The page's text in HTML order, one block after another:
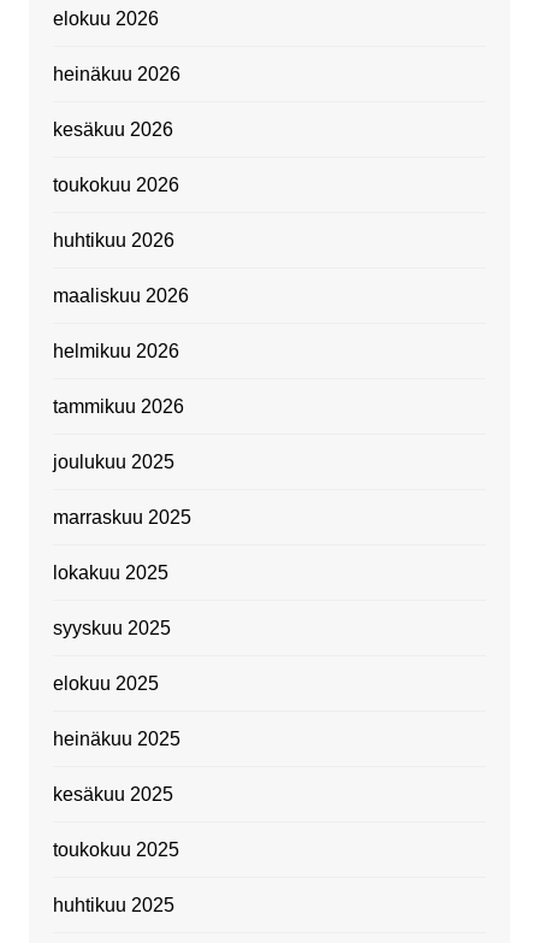
elokuu 2026
heinäkuu 2026
kesäkuu 2026
toukokuu 2026
huhtikuu 2026
maaliskuu 2026
helmikuu 2026
tammikuu 2026
joulukuu 2025
marraskuu 2025
lokakuu 2025
syyskuu 2025
elokuu 2025
heinäkuu 2025
kesäkuu 2025
toukokuu 2025
huhtikuu 2025